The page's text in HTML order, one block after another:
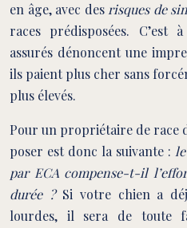
en âge, avec des risques de
races prédisposées. C’est
assurés dénoncent une
ils paient plus cher sans
plus élevés.
Pour un propriétaire de race
poser est donc la suivante :
par ECA compense-t-il
durée ?Si votre chien a
lourdes, il sera de toute